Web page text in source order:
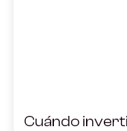
Cuándo